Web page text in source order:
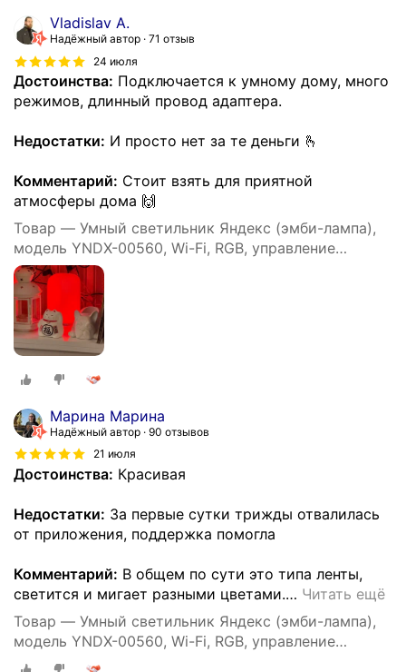
Vladislav A.
Надёжный автор 71 отзыв
24 июля
Достоинства: Подключается к умному дому, много
режимов, длинный провод адаптера.
Недостатки: И просто нет за те деньги 🫰
Комментарий: Стоит взять для приятной
атмосферы дома 🙌
Товар — Умный светильник Яндекс (эмби-лампа),
модель YNDX-00560, Wi-Fi, RGB, управление
голосом, белый
Марина Марина
Надёжный автор 90 отзывов
21 июля
Достоинства: Красивая
Недостатки: За первые сутки трижды отвалилась
от приложения, поддержка помогла
Комментарий: В общем по сути это типа ленты,
светится и мигает разными цветами.… Читать ещё
Товар — Умный светильник Яндекс (эмби-лампа),
модель YNDX-00560, Wi-Fi, RGB, управление
голосом, белый